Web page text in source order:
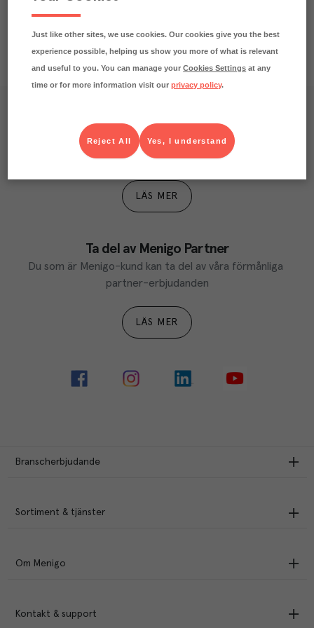
Våra kundtidningar
Läs inspirerande reportage, matnyttiga artiklar och
ta del av aktuella kampanjer.
LÄS MER
Ta del av Menigo Partner
Du som är Menigo-kund kan ta del av våra förmånliga
partner-erbjudanden
LÄS MER
Branscherbjudande
Sortiment & tjänster
Om Menigo
Kontakt & support
Just like other sites, we use cookies. Our cookies give you the best
experience possible, helping us show you more of what is relevant
and useful to you. You can manage yourCookies Settings at any
time or for more information visit ourprivacy policy.
Yes, I understand
Reject All